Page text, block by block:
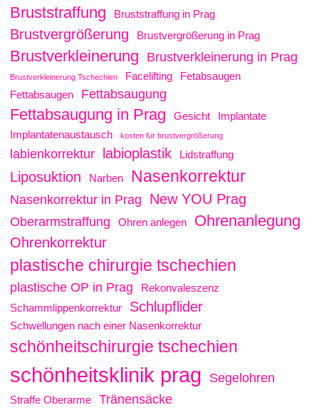
Bruststraffung Bruststraffung in Prag
Brustvergrößerung Brustvergrößerung in Prag
Brustverkleinerung Brustverkleinerung in Prag
Brustverkleinerung Tschechien Facelifting
Fetabsaugen
Fettabsaugen
Fettabsaugung
Fettabsaugung in Prag Gesicht
Implantate
Implantatenaustausch
kosten für brustvergrößerung
labienkorrektur labioplastik Lidstraffung
Liposuktion Narben Nasenkorrektur
Nasenkorrektur in Prag New YOU Prag
Oberarmstraffung Ohren anlegen Ohrenanlegung
Ohrenkorrektur
plastische chirurgie tschechien
plastische OP in Prag
Rekonvaleszenz
Schammlippenkorrektur
Schlupflider
Schwellungen nach einer Nasenkorrektur
schönheitschirurgie tschechien
schönheitsklinik prag Segelohren
Straffe Oberarme Tränensäcke